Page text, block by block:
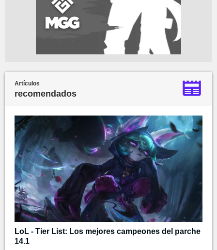
Artículos
recomendados
LoL - Tier List: Los mejores campeones del parche
14.1